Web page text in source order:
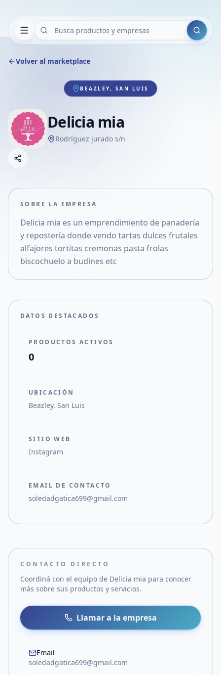
Buscar
Volver al marketplace
BEAZLEY, SAN LUIS
Delicia mia
Rodríguez jurado s/n
Compartir empresa
Compartir en X
SOBRE LA EMPRESA
Delicia mia es un emprendimiento de panadería
y repostería donde vendo tartas dulces frutales
alfajores tortitas cremonas pasta frolas
biscochuelo a budines etc
DATOS DESTACADOS
PRODUCTOS ACTIVOS
0
UBICACIÓN
Beazley, San Luis
SITIO WEB
Instagram
EMAIL DE CONTACTO
soledadgatica699@gmail.com
CONTACTO DIRECTO
Coordiná con el equipo de Delicia mia para conocer
más sobre sus productos y servicios.
Llamar a la empresa
Email
soledadgatica699@gmail.com